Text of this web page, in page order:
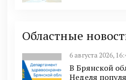
Областные
6 августа 2026,
В Брянской
Неделя